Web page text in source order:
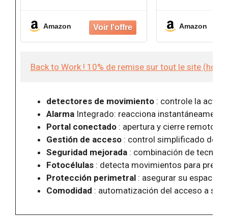
Tels que l'allée, le porche, le
portail, la piscine, le garage, l'abri
Amazon
La portée du
mouvement est
La durée de
Amazon
Back to Work ! 10% de remise sur tout le site (hors
detectores de movimiento: controle la
AlarmaIntegrado: reacciona
Portal conectado: apertura y cierre remotos
Gestión de acceso: control simplificado de
Seguridad mejorada: combinación de
Fotocélulas: detecta movimientos para
Protección perimetral: asegurar su espacio
Comodidad : automatización del acceso a su